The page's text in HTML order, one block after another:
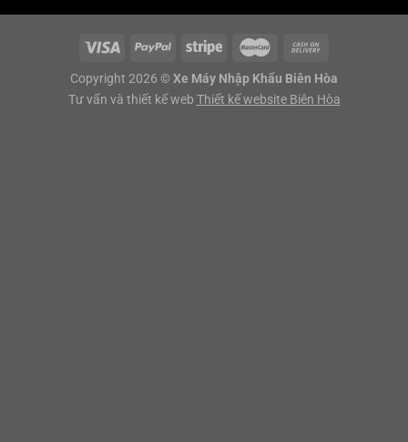
Copyright 2026 © Xe Máy Nhập Khẩu Biên Hòa
Tư vấn và thiết kế web Thiết kế website Biên Hòa